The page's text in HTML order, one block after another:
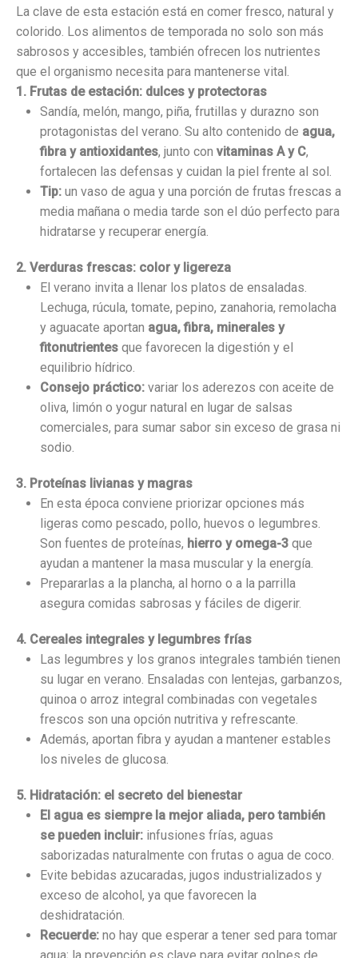
La clave de esta estación está en comer fresco, natural y
colorido. Los alimentos de temporada no solo son más
sabrosos y accesibles, también ofrecen los nutrientes
que el organismo necesita para mantenerse vital.
1. Frutas de estación: dulces y protectoras
Sandía, melón, mango, piña, frutillas y durazno son
protagonistas del verano. Su alto contenido de agua,
fibra y antioxidantes, junto con vitaminas A y C,
fortalecen las defensas y cuidan la piel frente al sol.
Tip: un vaso de agua y una porción de frutas frescas a
media mañana o media tarde son el dúo perfecto para
hidratarse y recuperar energía.
2. Verduras frescas: color y ligereza
El verano invita a llenar los platos de ensaladas.
Lechuga, rúcula, tomate, pepino, zanahoria, remolacha
y aguacate aportan agua, fibra, minerales y
fitonutrientes que favorecen la digestión y el
equilibrio hídrico.
Consejo práctico: variar los aderezos con aceite de
oliva, limón o yogur natural en lugar de salsas
comerciales, para sumar sabor sin exceso de grasa ni
sodio.
3. Proteínas livianas y magras
En esta época conviene priorizar opciones más
ligeras como pescado, pollo, huevos o legumbres.
Son fuentes de proteínas, hierro y omega-3 que
ayudan a mantener la masa muscular y la energía.
Prepararlas a la plancha, al horno o a la parrilla
asegura comidas sabrosas y fáciles de digerir.
4. Cereales integrales y legumbres frías
Las legumbres y los granos integrales también tienen
su lugar en verano. Ensaladas con lentejas, garbanzos,
quinoa o arroz integral combinadas con vegetales
frescos son una opción nutritiva y refrescante.
Además, aportan fibra y ayudan a mantener estables
los niveles de glucosa.
5. Hidratación: el secreto del bienestar
El agua es siempre la mejor aliada, pero también
se pueden incluir: infusiones frías, aguas
saborizadas naturalmente con frutas o agua de coco.
Evite bebidas azucaradas, jugos industrializados y
exceso de alcohol, ya que favorecen la
deshidratación.
Recuerde: no hay que esperar a tener sed para tomar
agua; la prevención es clave para evitar golpes de